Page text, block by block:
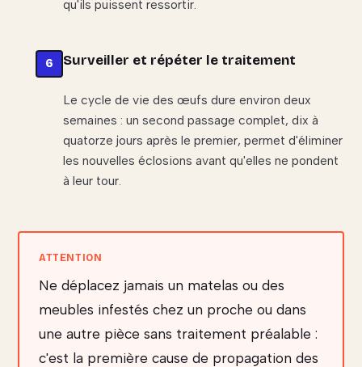
qu'ils puissent ressortir.
Surveiller et répéter le traitement
Le cycle de vie des œufs dure environ deux
semaines : un second passage complet, dix à
quatorze jours après le premier, permet d'éliminer
les nouvelles éclosions avant qu'elles ne pondent
à leur tour.
Ne déplacez jamais un matelas ou des
meubles infestés chez un proche ou dans
une autre pièce sans traitement préalable :
c'est la première cause de propagation des